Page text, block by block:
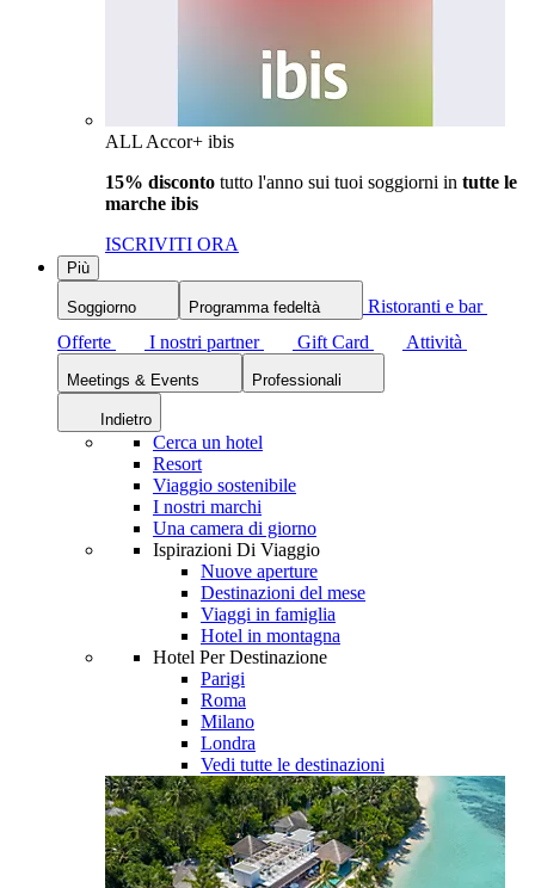
ALL Accor+ ibis
15% disconto tutto l'anno sui tuoi soggiorni in tutte le
marche ibis
ISCRIVITI ORA
Più
Soggiorno Programma fedeltà
Ristoranti e bar
Offerte
I nostri partner Gift Card Attività
Meetings & Events Professionali
Indietro
Cerca un hotel
Resort
Viaggio sostenibile
I nostri marchi
Una camera di giorno
Ispirazioni Di Viaggio
Nuove aperture
Destinazioni del mese
Viaggi in famiglia
Hotel in montagna
Hotel Per Destinazione
Parigi
Roma
Milano
Londra
Vedi tutte le destinazioni